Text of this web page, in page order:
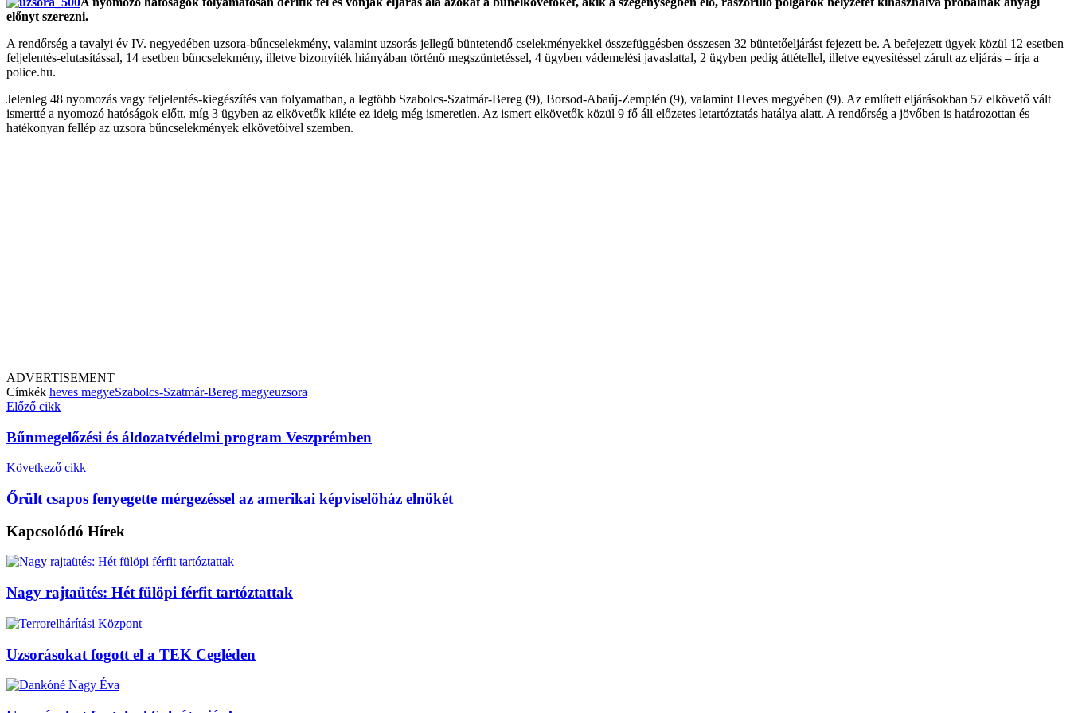
előnyt szerezni.
A rendőrség a tavalyi év IV. negyedében uzsora-bűncselekmény, valamint uzsorás jellegű büntetendő cselekményekkel összefüggésben összesen 32 büntetőeljárást fejezett be. A befejezett ügyek közül 12 esetben
feljelentés-elutasítással, 14 esetben bűncselekmény, illetve bizonyíték hiányában történő megszüntetéssel, 4 ügyben vádemelési javaslattal, 2 ügyben pedig áttétellel, illetve egyesítéssel zárult az eljárás – írja a
police.hu.
Jelenleg 48 nyomozás vagy feljelentés-kiegészítés van folyamatban, a legtöbb Szabolcs-Szatmár-Bereg (9), Borsod-Abaúj-Zemplén (9), valamint Heves megyében (9). Az említett eljárásokban 57 elkövető vált
ismertté a nyomozó hatóságok előtt, míg 3 ügyben az elkövetők kiléte ez ideig még ismeretlen. Az ismert elkövetők közül 9 fő áll előzetes letartóztatás hatálya alatt. A rendőrség a jövőben is határozottan és
hatékonyan fellép az uzsora bűncselekmények elkövetőivel szemben.
ADVERTISEMENT
Címkék heves megyeSzabolcs-Szatmár-Bereg megyeuzsora
Előző cikk
Bűnmegelőzési és áldozatvédelmi program Veszprémben
Következő cikk
Őrült csapos fenyegette mérgezéssel az amerikai képviselőház elnökét
Kapcsolódó Hírek
Nagy rajtaütés: Hét fülöpi férfit tartóztattak
Uzsorásokat fogott el a TEK Cegléden